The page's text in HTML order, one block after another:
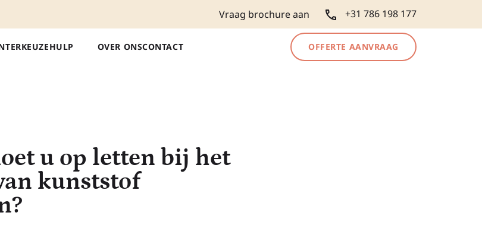
Vraag brochure aan +31 786 198 177
KEUZEHULP OVER ONSCONTACT OFFERTE AANVRAAG
u op letten bij het
kunststof